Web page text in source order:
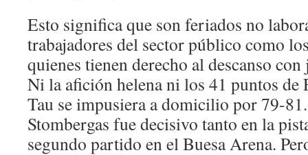
Esto significa que son feriados no
trabajadores del sector público como
quienes tienen derecho al descanso
Ni la afición helena ni los 41 puntos
Tau se impusiera a domicilio por 79-
Stombergas fue decisivo tanto en la
segundo partido en el Buesa Arena.